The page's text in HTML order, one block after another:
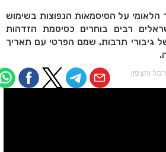
על הסיסמאות הנפוצות בשימוש
רבים בוחרים כסיסמת הזדהות
גיבורי תרבות, שמם הפרטי עם תאריך
והצפון